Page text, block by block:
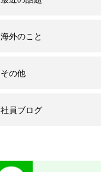
海外のこと
その他
社員ブログ